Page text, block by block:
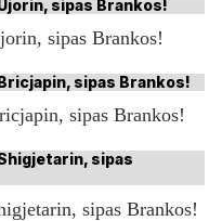
sipas Brankos!
sipas Brankos!
sipas Brankos!